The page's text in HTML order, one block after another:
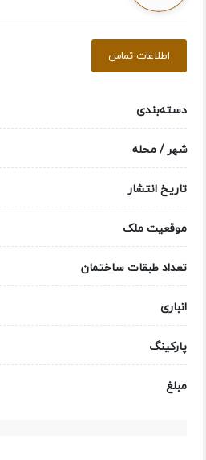
اطلاعات تماس
دسته‌بندی
شهر / محله
تاریخ انتشار
موقعیت ملک
تعداد طبقات ساختمان
انباری
پارکینگ
مبلغ